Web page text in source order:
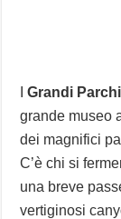
IGrandi
grande museo
dei magnifici
C’è chi si
una breve
vertiginosi